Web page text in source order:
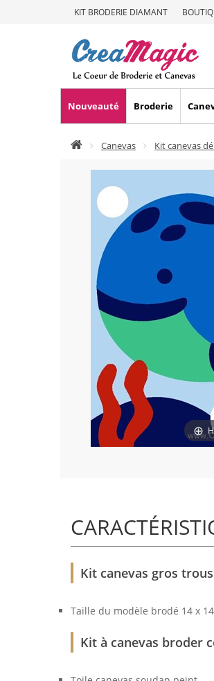
KIT BRODERIE DIAMANT
Nouveauté Broderie
Canevas Kit canevas
Kit canevas gros
Taille du modèle brodé 14 x
Kit à canevas broder